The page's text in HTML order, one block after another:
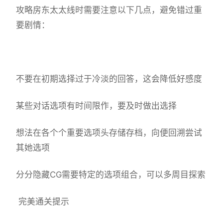
攻略房东太太线时需要注意以下几点，避免错过重
要剧情：
不要在初期选择过于冷淡的回答，这会降低好感度
某些对话选项有时间限作，要及时做出选择
想法在各个个重要选项头存储存档，向便回溯尝试
其她选项
分分隐藏CG需要特定的选项组合，可以多周目探索
完美通关提示